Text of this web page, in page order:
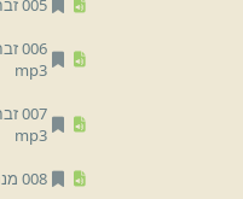
005 זבחים ט,
006 זבחים י,
mp3
007 זבחים י,
mp3
008 מנחות א,